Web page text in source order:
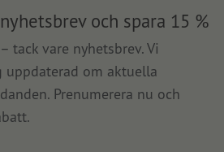
och spara 15 %
vare nyhetsbrev. Vi
om aktuella
Prenumerera nu och